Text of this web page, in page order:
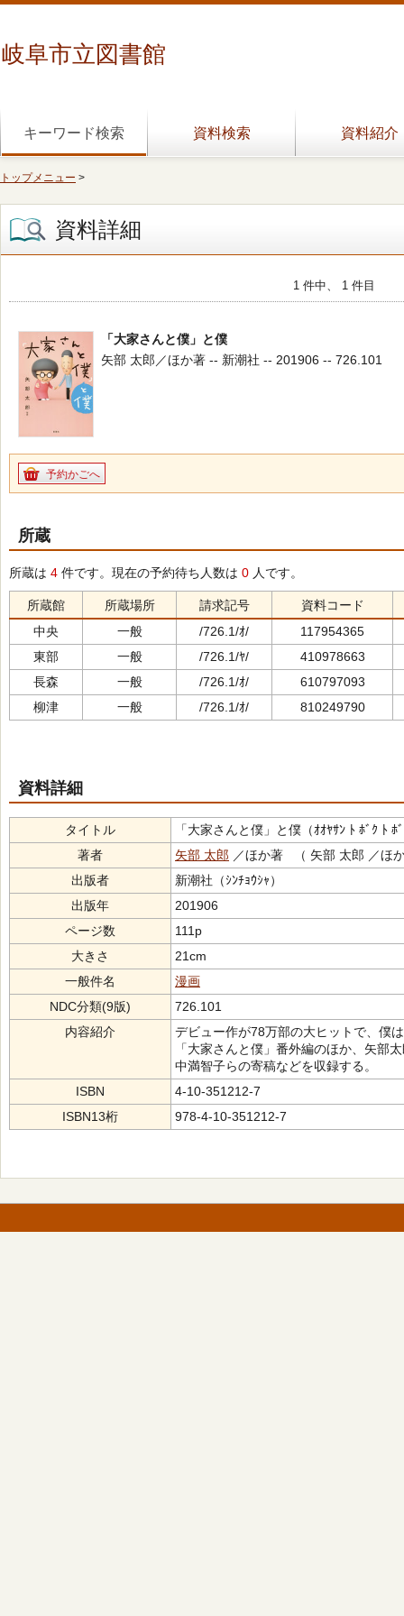
岐阜市立図書館
キーワード検索 資料検索 資料紹介
トップメニュー >
資料詳細
1 件中、 1 件目
「大家さんと僕」と僕
矢部 太郎／ほか著 -- 新潮社 -- 201906 -- 726.101
予約かごへ
所蔵
所蔵は 4 件です。現在の予約待ち人数は 0 人です。
所蔵館 所蔵場所 請求記号
資料コード
中央
一般 /726.1/ｵ/
117954365
東部
一般 /726.1/ﾔ/
410978663
長森
一般 /726.1/ｵ/
610797093
柳津
一般 /726.1/ｵ/ 810249790
資料詳細
タイトル
「大家さんと僕」と僕（ｵｵﾔｻﾝ ﾄ ﾎﾞｸ ﾄ ﾎ
著者
矢部 太郎 ／ほか著 （ 矢部 太郎 ／ほ
出版者
新潮社（ｼﾝﾁｮｳｼｬ）
出版年
201906
ページ数
111p
大きさ
21cm
一般件名
漫画
NDC分類(9版)
726.101
内容紹介
デビュー作が78万部の大ヒットで、僕
「大家さんと僕」番外編のほか、矢部
中満智子らの寄稿などを収録する。
ISBN
4-10-351212-7
ISBN13桁
978-4-10-351212-7